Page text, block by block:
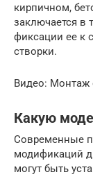
кирпичном,
заключается
фиксации ее к
створки.
Видео: Монтаж
Какую
Современные
модификаций
могут быть